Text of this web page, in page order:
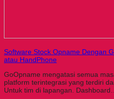
Software Stock Opname Dengan
atau HandPhone
GoOpname mengatasi semua
platform terintegrasi yang terdiri
Untuk tim di lapangan.